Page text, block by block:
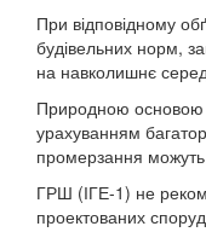
При відповідному
будівельних норм,
на навколишнє
Природною основою
урахуванням
промерзання
ГРШ (ІГЕ-1) не
проектованих